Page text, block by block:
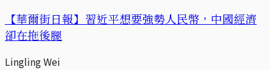
【華爾街日報】習近平想要強勢人民幣，中國經濟
卻在拖後腿
Lingling Wei